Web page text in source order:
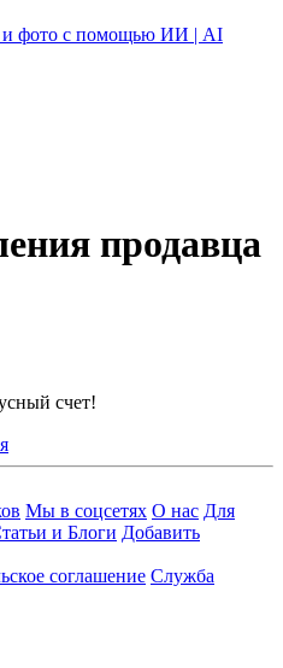
и фото с помощью ИИ | AI
продавца
счет!
Мы в соцсетях О нас Для
и Блоги Добавить
соглашение Служба